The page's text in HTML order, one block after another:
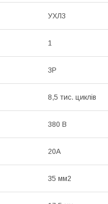
УХЛ3
1
3P
8,5 тис. циклів
380 В
20A
35 мм2